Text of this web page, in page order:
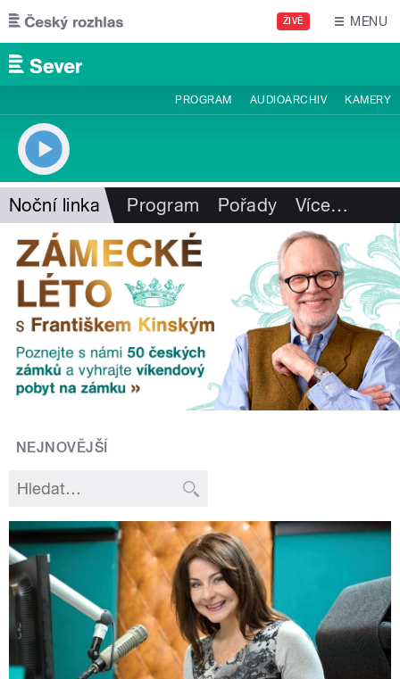
Přejít k hlavnímu obsahu
ŽIVĚ MENU
PROGRAM AUDIOARCHIV KAMERY
Noční linka Program Pořady Více…
NEJNOVĚJŠÍ